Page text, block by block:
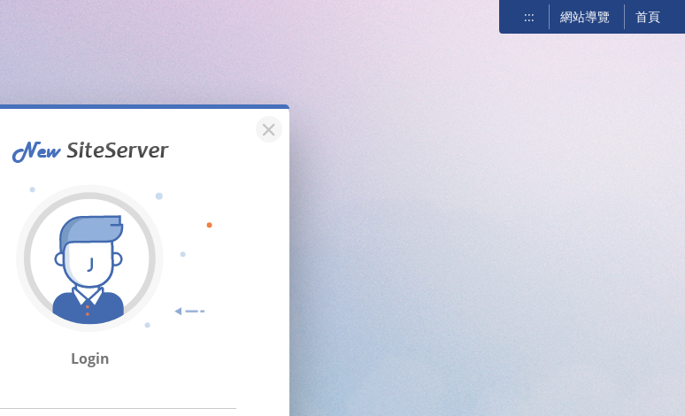
::: 網站導覽 首頁
Login